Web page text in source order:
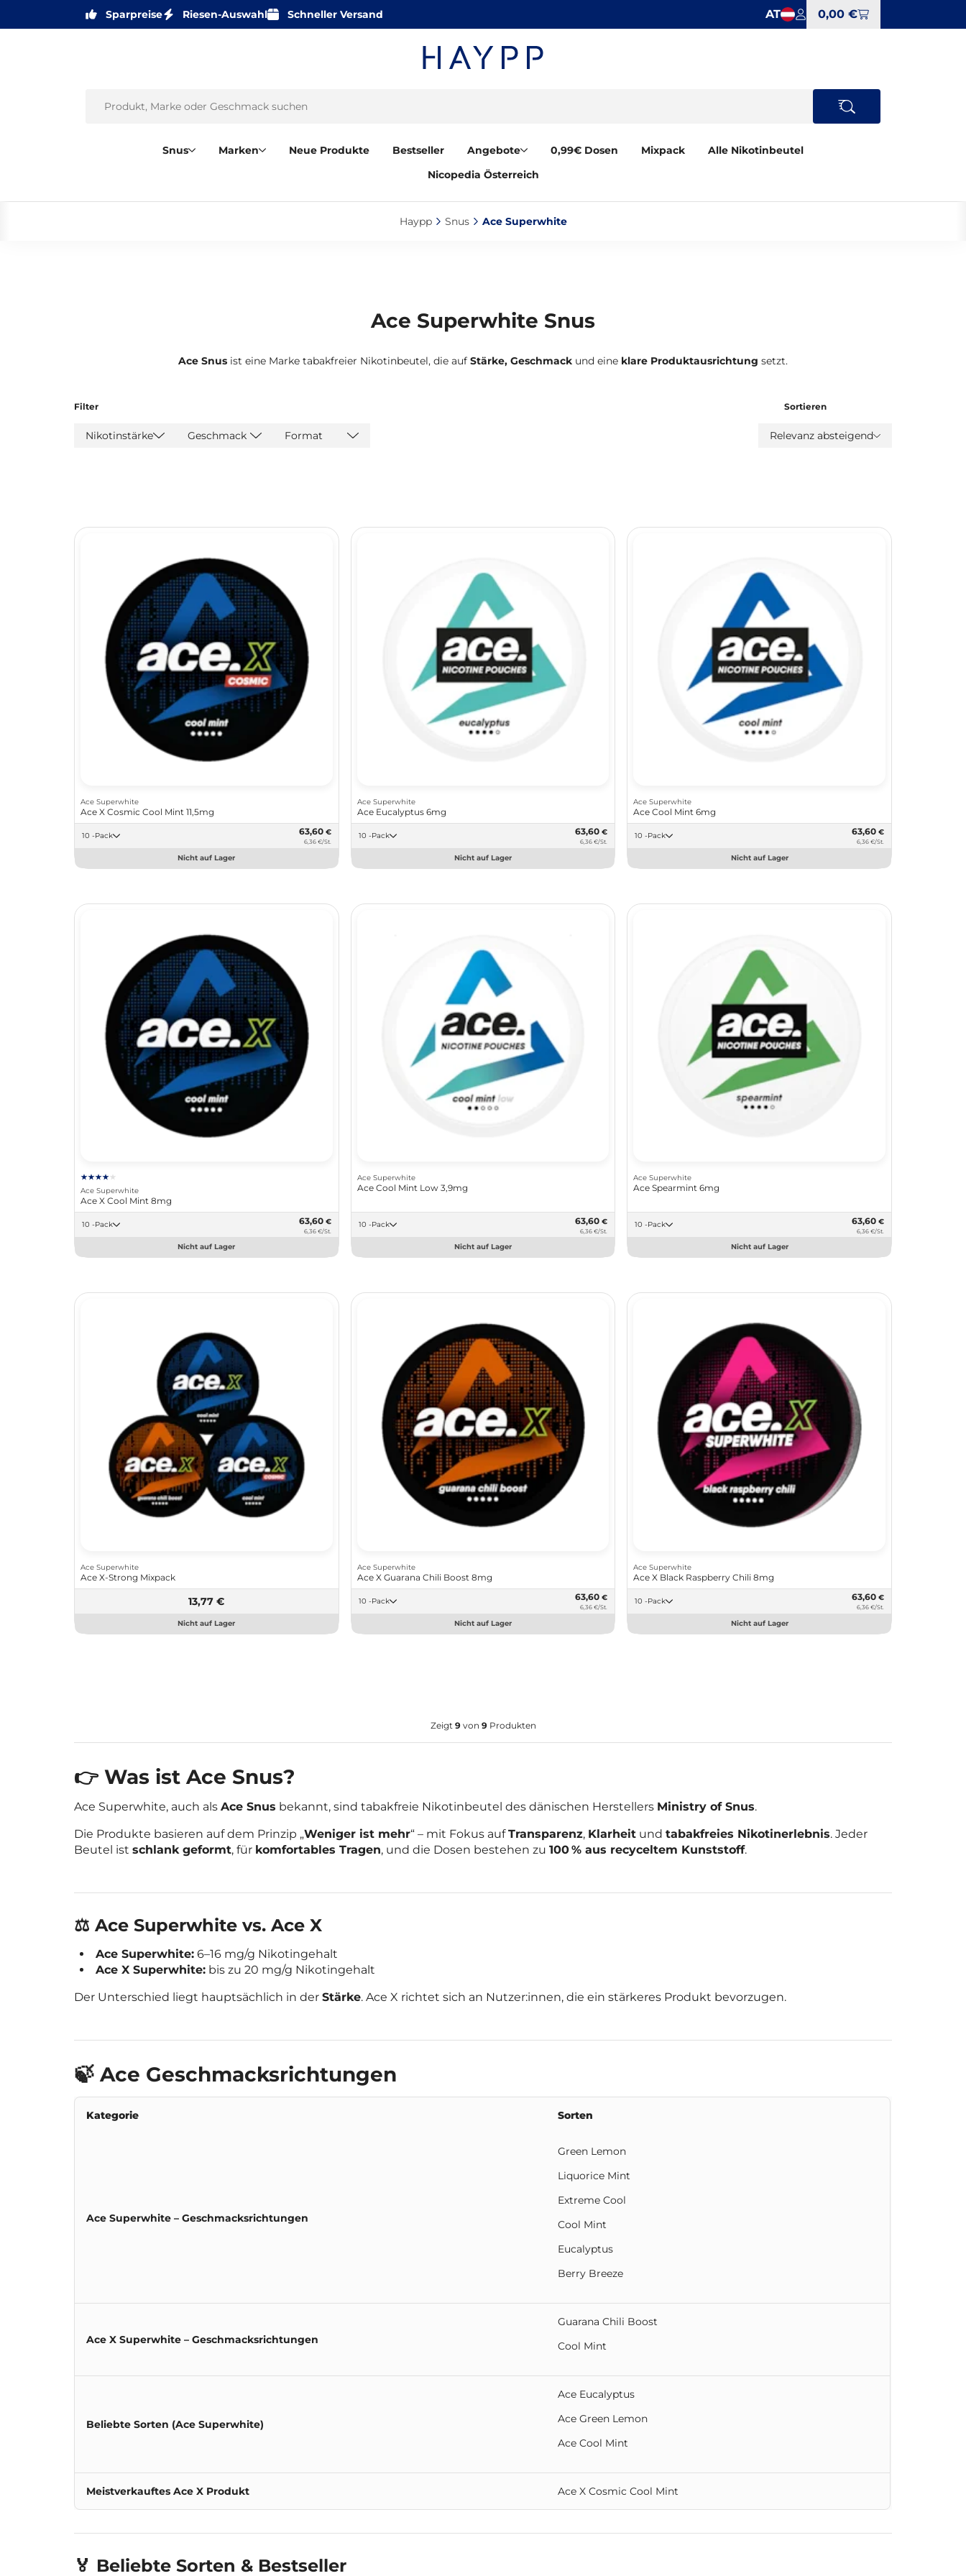
Sparpreise Riesen-Auswahl Schneller Versand AT 0,00 €
Snus Marken Neue Produkte Bestseller Angebote 0,99€ Dosen Mixpack
Alle Nikotinbeutel
Nicopedia Österreich
Haypp‎ Snus‎ Ace Superwhite‎
Ace Superwhite Snus
Ace Snus ist eine Marke tabakfreier Nikotinbeutel, die auf Stärke, Geschmack und eine klare Produktausrichtung setzt.
Filter Sortieren
Relevanz absteigend
Nikotinstärke Geschmack Format
Ace Superwhite
Ace X Cosmic Cool Mint 11,5mg
10 -Pack 63,60 €
6,36 €/St.
Nicht auf Lager
Ace Superwhite
Ace Eucalyptus 6mg
10 -Pack 63,60€
6,36 €/St.
Nicht auf Lager
Ace Superwhite
Ace Cool Mint 6mg
10 -Pack 63,60 €
6,36 €/St.
Nicht auf Lager
Ace Superwhite
Ace X Cool Mint 8mg
10 -Pack 63,60 €
6,36 €/St.
Nicht auf Lager
Ace Superwhite
Ace Cool Mint Low 3,9mg
10 -Pack 63,60€
6,36 €/St.
Nicht auf Lager
Ace Superwhite
Ace Spearmint 6mg
10 -Pack 63,60 €
6,36 €/St.
Nicht auf Lager
Ace Superwhite
Ace X-Strong Mixpack
13,77 €
Nicht auf Lager
Ace Superwhite
Ace X Guarana Chili Boost 8mg
10 -Pack 63,60€
6,36 €/St.
Nicht auf Lager
Ace Superwhite
Ace X Black Raspberry Chili 8mg
10 -Pack 63,60 €
6,36 €/St.
Nicht auf Lager
Zeigt 9von 9 Produkten
👉 Was ist Ace Snus?
Ace Superwhite, auch als Ace Snus bekannt, sind tabakfreie Nikotinbeutel des dänischen Herstellers Ministry of Snus.
Die Produkte basieren auf dem Prinzip „Weniger ist mehr“ – mit Fokus aufTransparenz, Klarheit und tabakfreies Nikotinerlebnis. Jeder
Beutel ist schlank geformt, für komfortables Tragen, und die Dosen bestehen zu 100 % aus recyceltem Kunststoff.
⚖️ Ace Superwhite vs. Ace X
Ace Superwhite: 6–16 mg/g Nikotingehalt
Ace X Superwhite: bis zu 20 mg/g Nikotingehalt
Der Unterschied liegt hauptsächlich in der Stärke. Ace X richtet sich an Nutzer:innen, die ein stärkeres Produkt bevorzugen.
🍃 Ace Geschmacksrichtungen
Kategorie Sorten
Ace Superwhite – Geschmacksrichtungen
Green Lemon
Liquorice Mint
Extreme Cool
Cool Mint
Eucalyptus
Berry Breeze
Ace X Superwhite – Geschmacksrichtungen
Guarana Chili Boost
Cool Mint
Beliebte Sorten (Ace Superwhite)
Ace Eucalyptus
Ace Green Lemon
Ace Cool Mint
Meistverkauftes Ace X Produkt Ace X Cosmic Cool Mint
🏅 Beliebte Sorten & Bestseller